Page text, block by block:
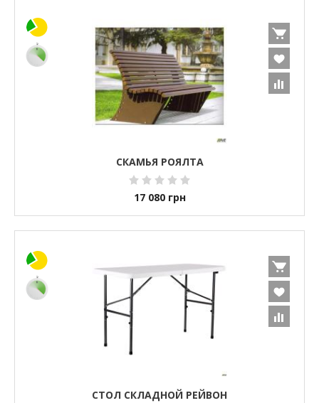
СКАМЬЯ РОЯЛТА
17 080 грн
СТОЛ СКЛАДНОЙ РЕЙВОН